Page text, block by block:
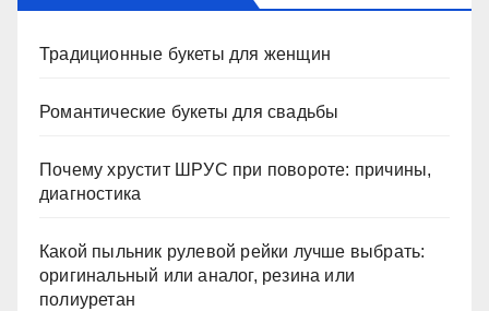
Традиционные букеты для женщин
Романтические букеты для свадьбы
Почему хрустит ШРУС при повороте: причины,
диагностика
Какой пыльник рулевой рейки лучше выбрать:
оригинальный или аналог, резина или
полиуретан